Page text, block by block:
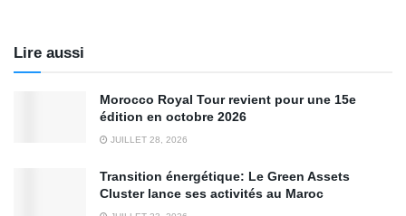
Lire aussi
Morocco Royal Tour revient pour une 15e
édition en octobre 2026
JUILLET 28, 2026
Transition énergétique: Le Green Assets
Cluster lance ses activités au Maroc